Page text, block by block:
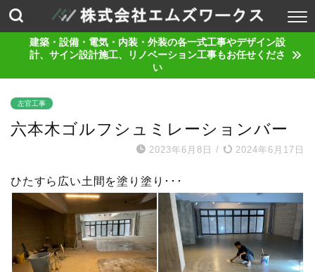
建築・設備・電気・内装・外装の各一式工事やデザイン設
計、サイン設計施工、リノベーション工事もお任せくださ
い
左官工事
六本木ゴルフシュミレーションバー
2023年6月8日 / 2024年6月17日
ひたすら広い土間を塗り塗り･･･